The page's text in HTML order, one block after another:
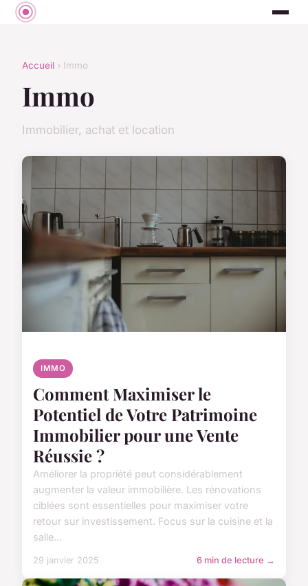
Accueil › Immo
Immo
Immobilier, achat et location
IMMO
Comment Maximiser le
Potentiel de Votre Patrimoine
Immobilier pour une Vente
Réussie ?
Améliorer la propriété peut considérablement
augmenter la valeur immobilière. Les rénovations
ciblées sont essentielles pour maximiser votre
retour sur investissement. Focus sur la cuisine et la
salle...
29 janvier 2025 6 min de lecture →